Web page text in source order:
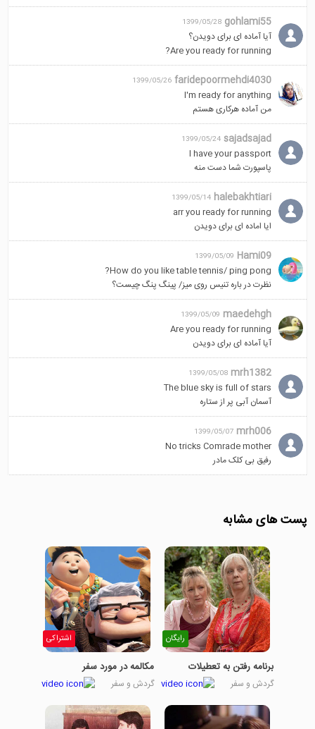
gohlami55
1399/05/28
آیا آماده ای برای دویدن؟
Are you ready for running?
faridepoormehdi4030
1399/05/26
I'm ready for anything
من آماده هرکاری هستم
sajadsajad
1399/05/24
l have your passport
پاسپورت شما دست منه
halebakhtiari
1399/05/14
arr you ready for running
ایا اماده ای برای دویدن
Hami09
1399/05/09
How do you like table tennis/ ping pong?
نظرت در باره تنیس روی میز/ پینگ پنگ چیست؟
maedehgh
1399/05/09
Are you ready for running
آیا آماده ای برای دویدن
mrh1382
1399/05/08
The blue sky is full of stars
آسمان آبی پر از ستاره
mrh006
1399/05/07
No tricks Comrade mother
رفیق بی کلک مادر
پست های مشابه
رایگان
برنامه رفتن به تعطیلات
گردش و سفر
اشتراکی
مکالمه در مورد سفر
گردش و سفر